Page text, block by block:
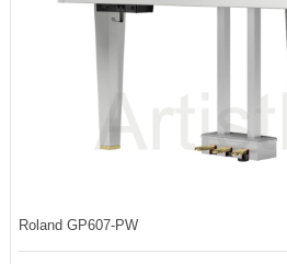
Roland GP607-PW